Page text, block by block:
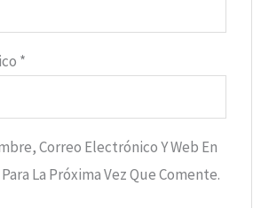
*
Correo Electrónico Y Web En
La Próxima Vez Que Comente.